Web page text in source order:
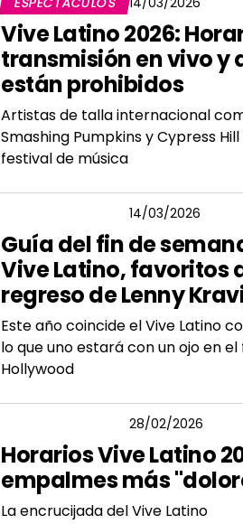
Vive Latino 2026:
transmisión en vivo y
están prohibidos
Artistas de talla internacional
Smashing Pumpkins y Cypress
festival de música
14/03/2026
Guía del fin de
Vive Latino, favoritos
regreso de Lenny
Este año coincide el Vive Latino
lo que uno estará con un ojo en
Hollywood
28/02/2026
Horarios Vive Latino
empalmes más
La encrucijada del Vive Latino